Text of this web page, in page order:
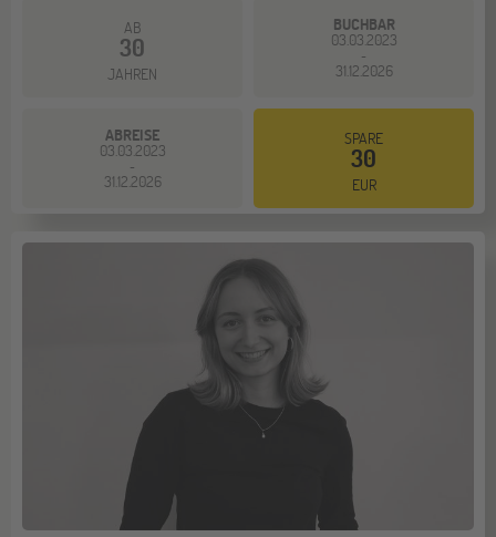
AB
30
JAHREN
BUCHBAR
03.03.2023
-
31.12.2026
ABREISE
03.03.2023
-
31.12.2026
SPARE
30
EUR